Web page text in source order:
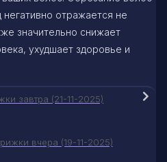
отражается не
значительно снижает
ухудшает здоровье и
завтра (21-11-2025)
вчера (19-11-2025)